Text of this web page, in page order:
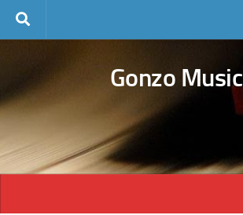
Skip to content
Gonzo Music